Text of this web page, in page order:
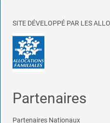
SITE DÉVELOPPÉ PAR LES
Partenaires
Partenaires Nationaux